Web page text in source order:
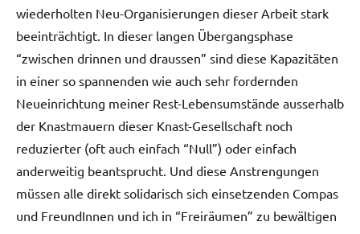
wiederholten Neu-Organisierungen dieser Arbeit stark
beeinträchtigt. In dieser langen Übergangsphase
“zwischen drinnen und draussen” sind diese Kapazitäten
in einer so spannenden wie auch sehr fordernden
Neueinrichtung meiner Rest-Lebensumstände ausserhalb
der Knastmauern dieser Knast-Gesellschaft noch
reduzierter (oft auch einfach “Null”) oder einfach
anderweitig beantsprucht. Und diese Anstrengungen
müssen alle direkt solidarisch sich einsetzenden Compas
und FreundInnen und ich in “Freiräumen” zu bewältigen